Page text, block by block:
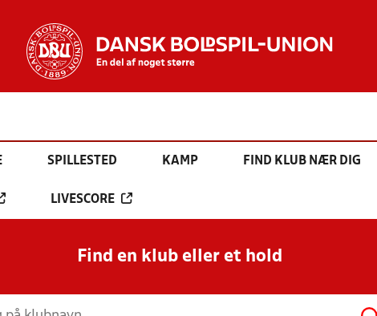
SPILLESTED KAMP FIND KLUB NÆR DIG
LIVESCORE
Find en klub eller et hold